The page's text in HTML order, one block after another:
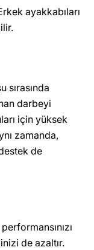
ayakkabıları
sırasında
darbeyi
için yüksek
zamanda,
de
de azaltır.